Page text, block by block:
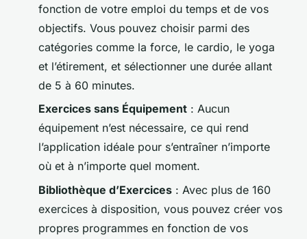
fonction de votre emploi du temps et de vos
objectifs. Vous pouvez choisir parmi des
catégories comme la force, le cardio, le yoga
et l’étirement, et sélectionner une durée allant
de 5 à 60 minutes.
Exercices sans Équipement : Aucun
équipement n’est nécessaire, ce qui rend
l’application idéale pour s’entraîner n’importe
où et à n’importe quel moment.
Bibliothèque d’Exercices : Avec plus de 160
exercices à disposition, vous pouvez créer vos
propres programmes en fonction de vos